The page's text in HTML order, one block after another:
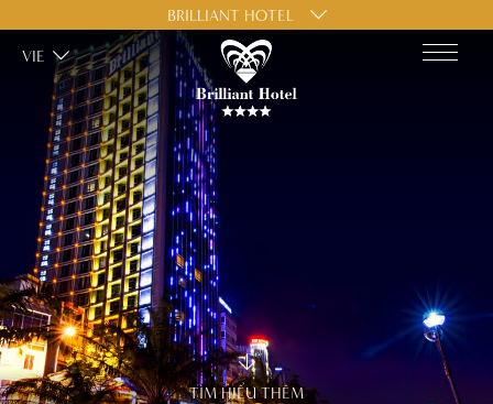
TÌM HIỂU THÊM
VIE
BRILLIANT HOTEL